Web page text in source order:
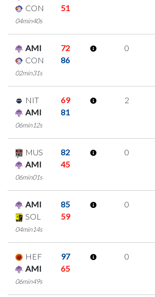
CON
51
04min40s
AMI
72
CON
86
02min31s
0
NIT
69
AMI
81
06min12s
2
MUS
82
AMI
45
06min01s
0
AMI
85
SOL
59
04min14s
0
HEF
97
AMI
65
06min49s
0